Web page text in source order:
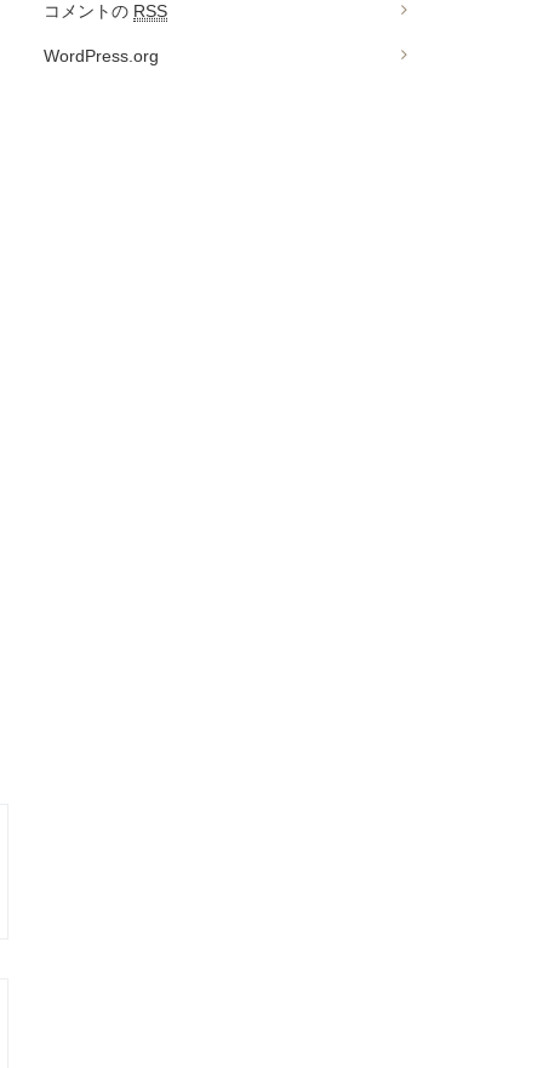
コメントの RSS
WordPress.org